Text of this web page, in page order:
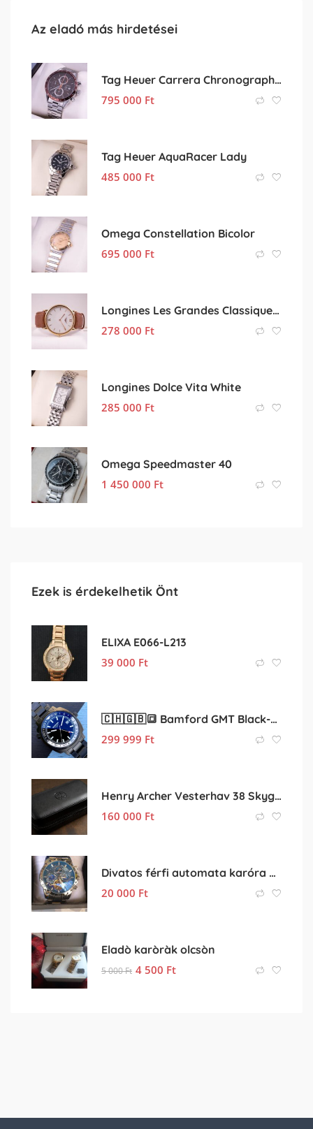
Az eladó más hirdetései
Tag Heuer Carrera Chronograph Brown
795 000 Ft
Tag Heuer AquaRacer Lady
485 000 Ft
Omega Constellation Bicolor
695 000 Ft
Longines Les Grandes Classiques Golden
278 000 Ft
Longines Dolce Vita White
285 000 Ft
Omega Speedmaster 40
1 450 000 Ft
Ezek is érdekelhetik Önt
ELIXA E066-L213
39 000 Ft
🇨🇭🇬🇧🔳 Bamford GMT Black-White DLC 🔳🇬🇧🇨🇭
299 999 Ft
Henry Archer Vesterhav 38 Skyglint – Újszerű, 2028 Feb
160 000 Ft
Divatos férfi automata karóra elado
20 000 Ft
Eladò karòràk olcsòn
5 000Ft 4 500 Ft